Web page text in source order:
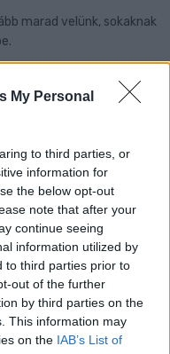
My Personal
to third parties, or
information for
the below opt-out
note that after your
continue seeing
information utilized by
to third parties prior to
out of the further
by third parties on the
This information may
on the IAB’s List of
marad velünk, sokaknak